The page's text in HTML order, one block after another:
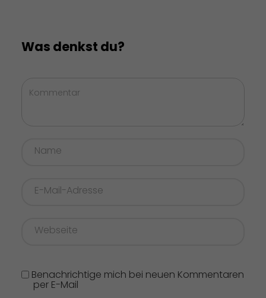
Was denkst du?
Benachrichtige mich bei neuen Kommentaren
per E-Mail